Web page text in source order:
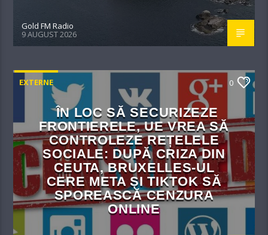
Gold FM Radio
9 AUGUST 2026
EXTERNE 0
ÎN LOC SĂ SECURIZEZE
FRONTIERELE, UE VREA SĂ
CONTROLEZE REȚELELE
SOCIALE: DUPĂ CRIZA DIN
CEUTA, BRUXELLES-UL
CERE META ȘI TIKTOK SĂ
SPOREASCĂ CENZURA
ONLINE